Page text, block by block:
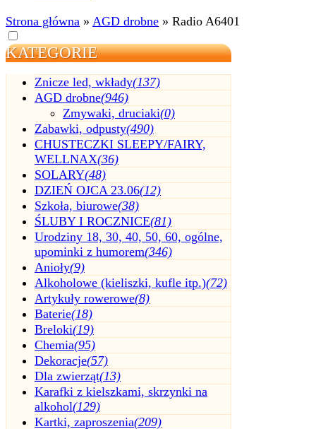
Strona główna » AGD drobne » Radio A6401
KATEGORIE
Znicze led, wkłady(137)
AGD drobne(946)
Zmywaki, druciaki(0)
Zabawki, odpusty(490)
CHUSTECZKI SLEEPY/FAIRY,
WELLNAX(36)
SOLARY(48)
DZIEŃ OJCA 23.06(12)
Szkoła, biurowe(38)
ŚLUBY I ROCZNICE(81)
Urodziny 18, 30, 40, 50, 60, ogólne,
upominki z humorem(346)
Anioły(9)
Alkoholowe (kieliszki, kufle itp.)(72)
Artykuły rowerowe(8)
Baterie(18)
Breloki(19)
Chemia(95)
Dekoracje(57)
Dla zwierząt(13)
Karafki z kielszkami, skrzynki na
alkohol(129)
Kartki, zaproszenia(209)